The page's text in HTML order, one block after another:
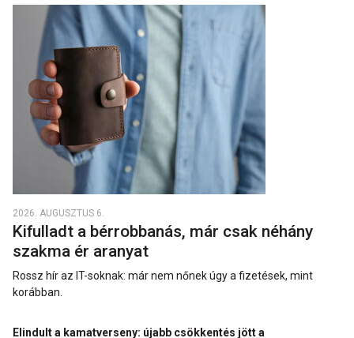
2026. AUGUSZTUS 6.
Kifulladt a bérrobbanás, már csak néhány
szakma ér aranyat
Rossz hír az IT-soknak: már nem nőnek úgy a fizetések, mint
korábban.
Elindult a kamatverseny: újabb csökkentés jött a